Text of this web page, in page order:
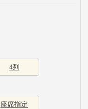
4列
座席指定